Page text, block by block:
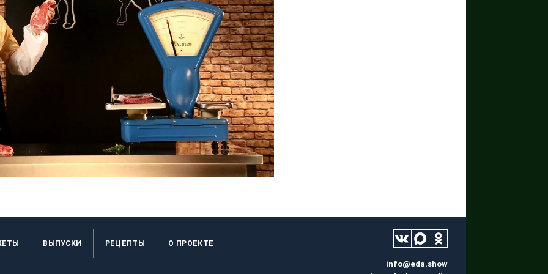
ВЫПУСКИ РЕЦЕПТЫ O ПРОЕКТЕ
info@eda.show